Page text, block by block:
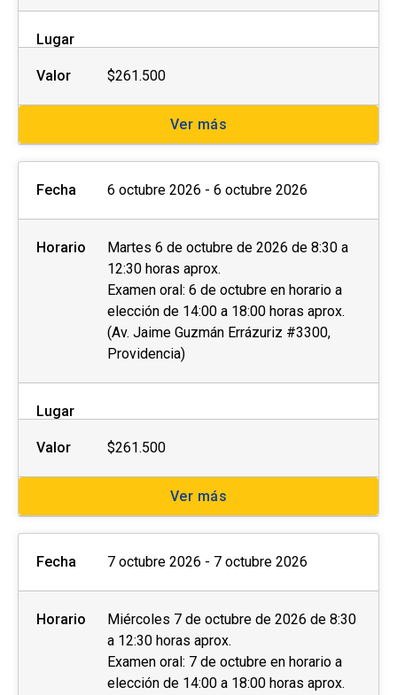
Lugar
Valor $261.500
Ver más
Fecha 6 octubre 2026 - 6 octubre 2026
Horario
Martes 6 de octubre de 2026 de 8:30 a
12:30 horas aprox.
Examen oral: 6 de octubre en horario a
elección de 14:00 a 18:00 horas aprox.
(Av. Jaime Guzmán Errázuriz #3300,
Providencia)
Lugar
Valor $261.500
Ver más
Fecha 7 octubre 2026 - 7 octubre 2026
Horario
Miércoles 7 de octubre de 2026 de 8:30
a 12:30 horas aprox.
Examen oral: 7 de octubre en horario a
elección de 14:00 a 18:00 horas aprox.